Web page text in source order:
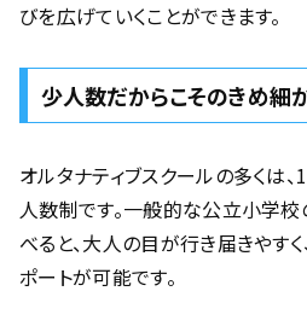
びを広げていくことができます。
少人数だからこそのきめ細
オルタナティブスクールの多くは
人数制です。一般的な公立小学
べると、大人の目が行き届きやす
ポートが可能です。